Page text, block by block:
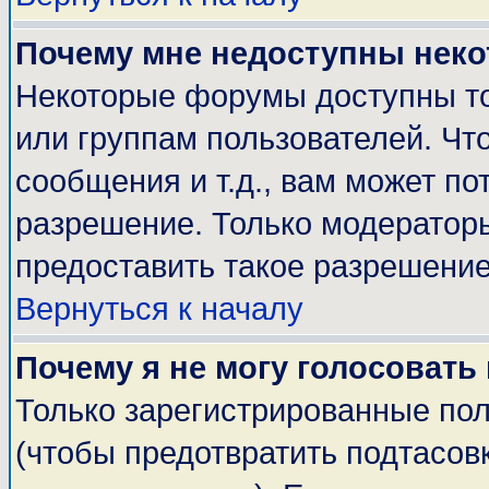
Почему мне недоступны
Некоторые форумы доступны
или группам пользователей.
сообщения и т.д., вам может
разрешение. Только
предоставить такое
Вернуться к началу
Почему я не могу
Только зарегистрированные
(чтобы предотвратить